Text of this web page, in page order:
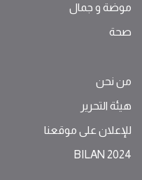
موضة ‫و‬ ‫‬‫جمال‬
صحة
من نحن
هيئة التحرير
للإعلان على موقعنا
BILAN 2024